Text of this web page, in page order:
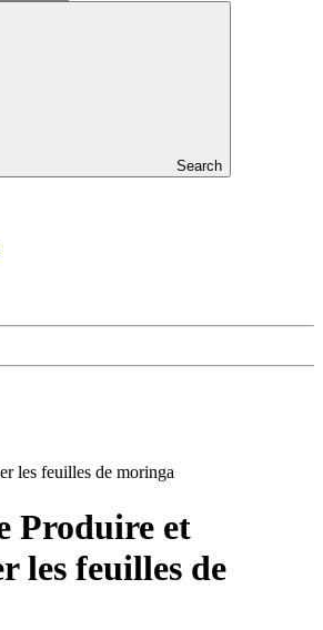
Search
Produire et
les feuilles de